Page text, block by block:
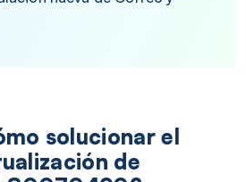
solucionar el
de